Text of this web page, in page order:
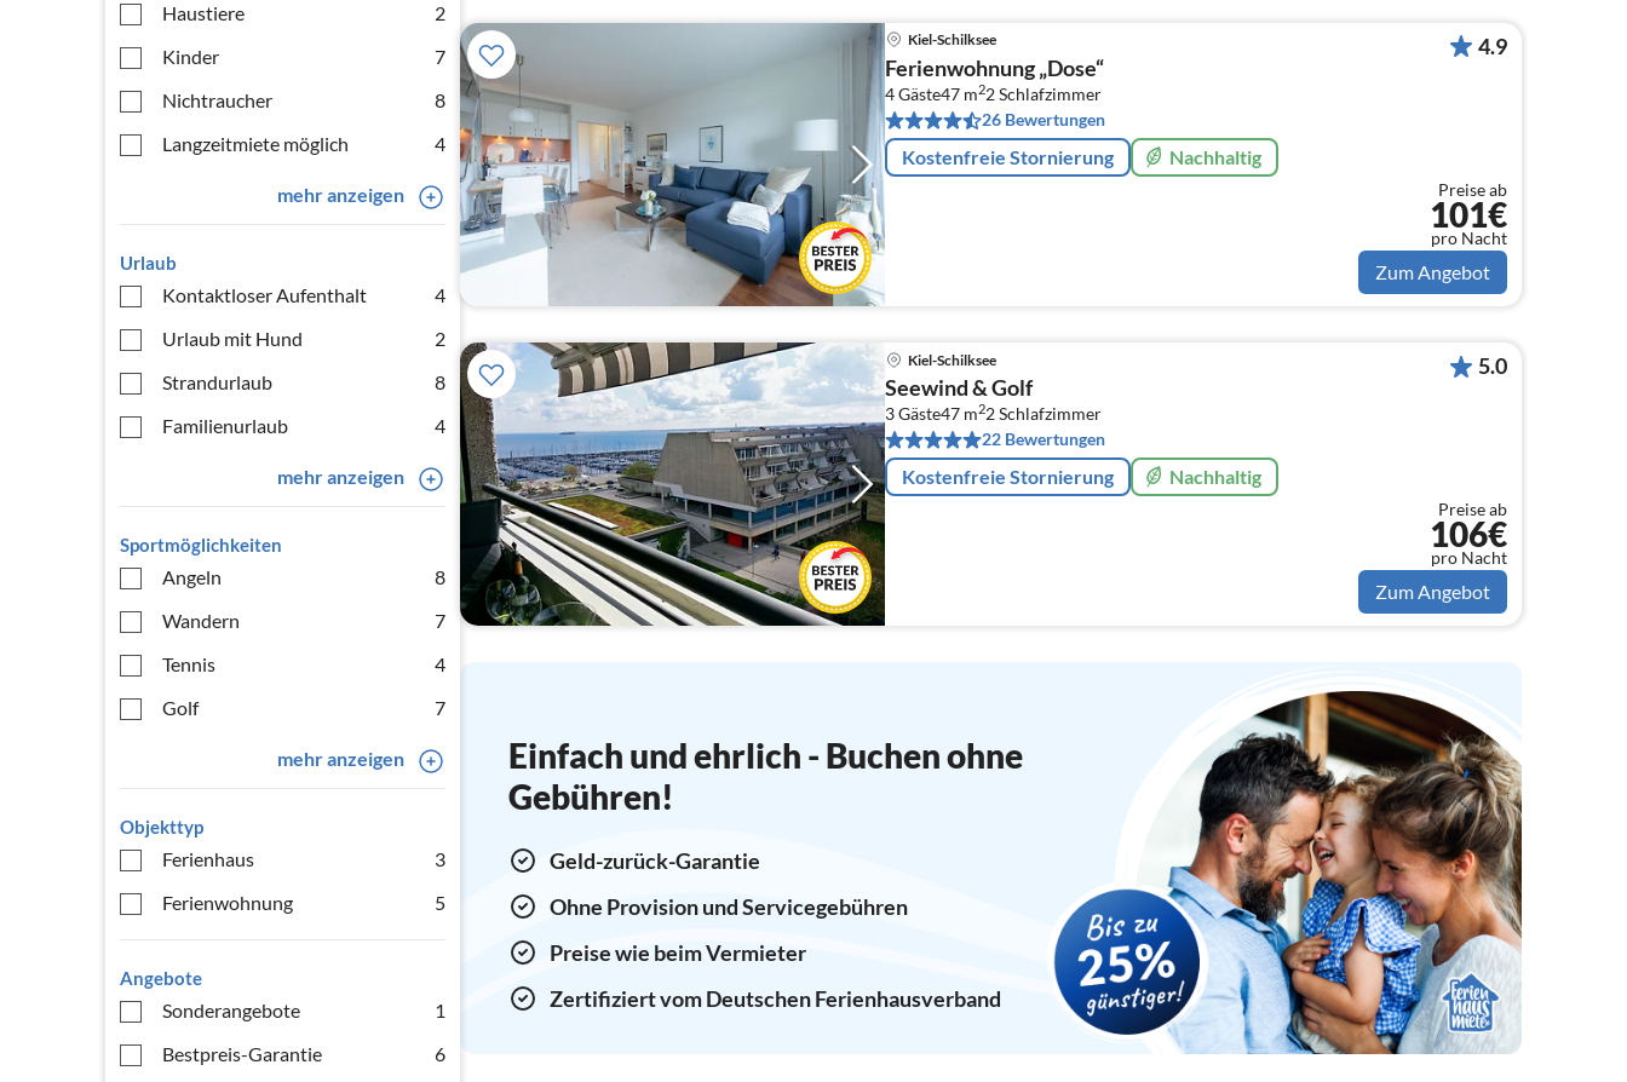
Haustiere
2
Kinder
7
Nichtraucher
8
Langzeitmiete möglich
4
mehr anzeigen
Urlaub
Kontaktloser Aufenthalt
4
Urlaub mit Hund
2
Strandurlaub
8
Familienurlaub
4
mehr anzeigen
Sportmöglichkeiten
Angeln
8
Wandern
7
Tennis
4
Golf
7
mehr anzeigen
Objekttyp
Ferienhaus
3
Ferienwohnung
5
Angebote
Sonderangebote
1
Bestpreis-Garantie
6
Kiel-Schilksee
Ferienwohnung „Dose“
4 Gäste47 m22Schlafzimmer
26 Bewertungen
Kostenfreie Stornierung Nachhaltig
4.9
Preise ab
101€
pro Nacht
Zum Angebot
Kiel-Schilksee
Seewind & Golf
3 Gäste47 m22Schlafzimmer
22 Bewertungen
Kostenfreie Stornierung Nachhaltig
5.0
Preise ab
106€
pro Nacht
Zum Angebot
Einfach und ehrlich - Buchen ohne
Gebühren!
Geld-zurück-Garantie
Ohne Provision und Servicegebühren
Preise wie beim Vermieter
Zertifiziert vom Deutschen Ferienhausverband